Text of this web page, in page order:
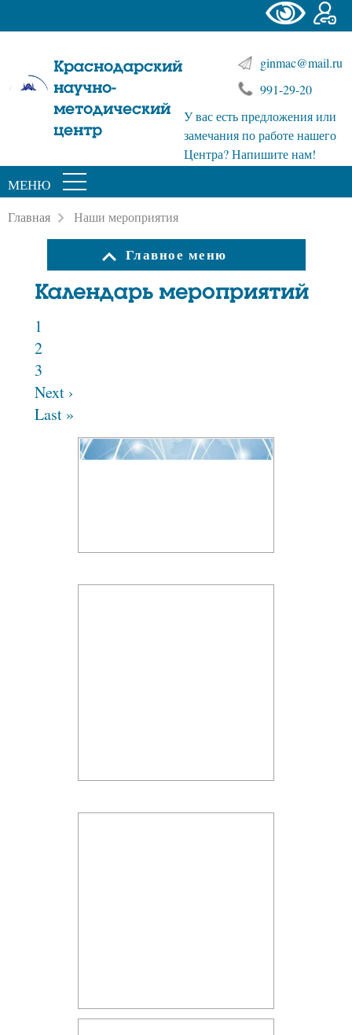
Краснодарский
научно-
методический
центр
ginmac@mail.ru
991-29-20
У вас есть предложения или
замечания по работе нашего
Центра? Напишите нам!
МЕНЮ
Главная Наши мероприятия
Главное меню
Календарь мероприятий
1
2
3
Next ›
Last »